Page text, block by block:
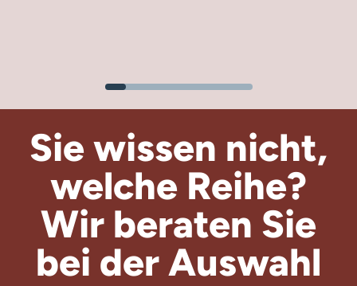
Sie wissen nicht,
welche Reihe?
Wir beraten Sie
bei der Auswahl